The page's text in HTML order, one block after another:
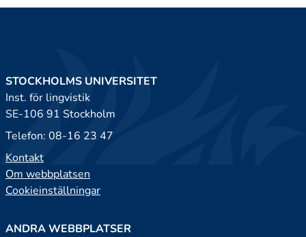
STOCKHOLMS UNIVERSITET
Inst. för lingvistik
SE-106 91 Stockholm
Telefon: 08-16 23 47
Kontakt
Om webbplatsen
Cookieinställningar
ANDRA WEBBPLATSER